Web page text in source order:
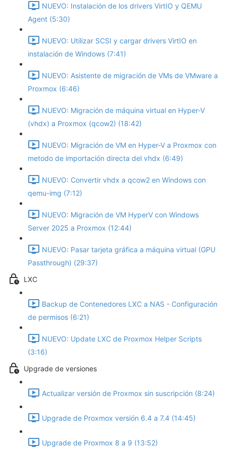
NUEVO: Instalación de los drivers VirtIO y QEMU
Agent (5:30)
NUEVO: Utilizar SCSI y cargar drivers VirtIO en
instalación de Windows (7:41)
NUEVO: Asistente de migración de VMs de VMware a
Proxmox (6:46)
NUEVO: Migración de máquina virtual en Hyper-V
(vhdx) a Proxmox (qcow2) (18:42)
NUEVO: Migración de VM en Hyper-V a Proxmox con
metodo de importación directa del vhdx (6:49)
NUEVO: Convertir vhdx a qcow2 en Windows con
qemu-img (7:12)
NUEVO: Migración de VM HyperV con Windows
Server 2025 a Proxmox (12:44)
NUEVO: Pasar tarjeta gráfica a máquina virtual (GPU
Passthrough) (29:37)
LXC
Backup de Contenedores LXC a NAS - Configuración
de permisos (6:21)
NUEVO: Update LXC de Proxmox Helper Scripts
(3:16)
Upgrade de versiones
Actualizar versión de Proxmox sin suscripción (8:24)
Upgrade de Proxmox versión 6.4 a 7.4 (14:45)
Upgrade de Proxmox 8 a 9 (13:52)